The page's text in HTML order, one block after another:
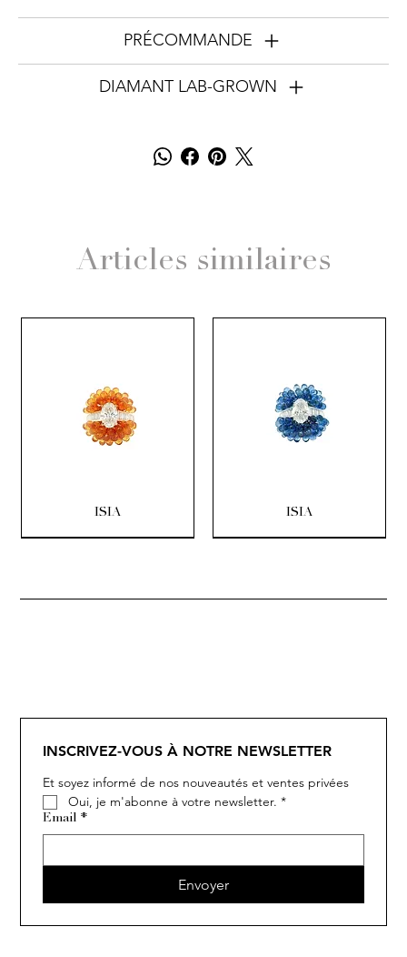
PRÉCOMMANDE
DIAMANT LAB-GROWN
Articles similaires
ISIA ISIA
INSCRIVEZ-VOUS À NOTRE NEWSLETTER
Et soyez informé de nos nouveautés et ventes privées
Oui, je m'abonne à votre newsletter. *
Email *
Envoyer